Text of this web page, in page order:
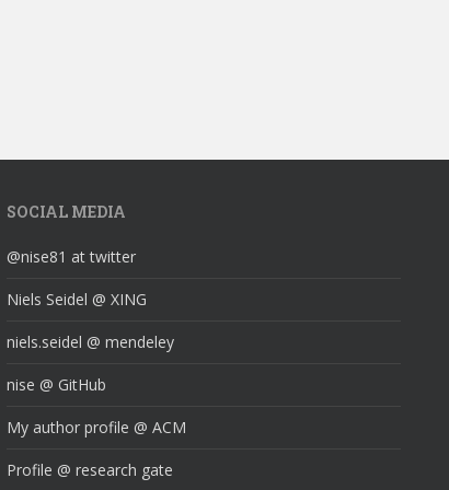
SOCIAL MEDIA
@nise81 at twitter
Niels Seidel @ XING
niels.seidel @ mendeley
nise @ GitHub
My author profile @ ACM
Profile @ research gate